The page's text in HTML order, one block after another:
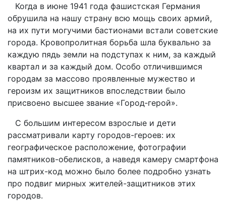
Когда в июне 1941 года фашистская Германия
обрушила на нашу страну всю мощь своих армий,
на их пути могучими бастионами встали советские
города. Кровопролитная борьба шла буквально за
каждую пядь земли на подступах к ним, за каждый
квартал и за каждый дом. Особо отличившимся
городам за массово проявленные мужество и
героизм их защитников впоследствии было
присвоено высшее звание «Город‑герой».
С большим интересом взрослые и дети
рассматривали карту городов-героев: их
географическое расположение, фотографии
памятников-обелисков, а наведя камеру смартфона
на штрих-код можно было более подробно узнать
про подвиг мирных жителей-защитников этих
городов.